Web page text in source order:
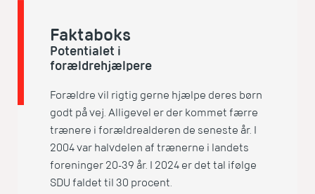
Faktaboks
Potentialet i
forældrehjælpere
Forældre vil rigtig gerne hjælpe deres børn
godt på vej. Alligevel er der kommet færre
trænere i forældrealderen de seneste år. I
2004 var halvdelen af trænerne i landets
foreninger 20-39 år. I 2024 er det tal ifølge
SDU faldet til 30 procent.